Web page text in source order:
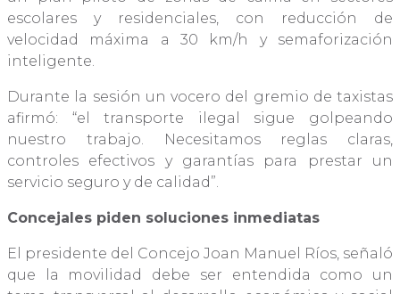
escolares y residenciales, con reducción de
velocidad máxima a 30 km/h y semaforización
inteligente.
Durante la sesión un vocero del gremio de taxistas
afirmó: “el transporte ilegal sigue golpeando
nuestro trabajo. Necesitamos reglas claras,
controles efectivos y garantías para prestar un
servicio seguro y de calidad”.
Concejales piden soluciones inmediatas
El presidente del Concejo Joan Manuel Ríos, señaló
que la movilidad debe ser entendida como un